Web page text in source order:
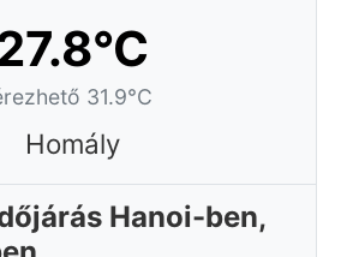
31.9°C
Homály
Hanoi-ben,